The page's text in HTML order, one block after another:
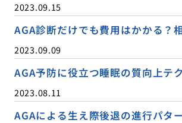
2023.09.15
AGA診断だけでも費用はかかる？
2023.09.09
AGA予防に役立つ睡眠の質向上テ
2023.08.11
AGAによる生え際後退の進行パタ